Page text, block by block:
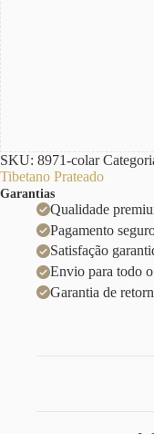
SKU: 8971-colar
Tibetano Prateado
Garantias
Qualidade
Pagamento
Satisfação
Envio para todo
Garantia de